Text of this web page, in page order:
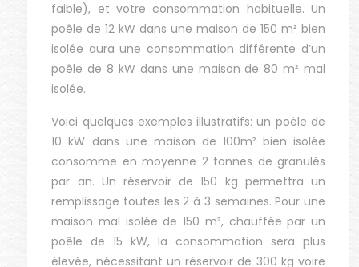
faible), et votre consommation habituelle. Un
poêle de 12 kW dans une maison de 150 m² bien
isolée aura une consommation différente d’un
poêle de 8 kW dans une maison de 80 m² mal
isolée.
Voici quelques exemples illustratifs: un poêle de
10 kW dans une maison de 100m² bien isolée
consomme en moyenne 2 tonnes de granulés
par an. Un réservoir de 150 kg permettra un
remplissage toutes les 2 à 3 semaines. Pour une
maison mal isolée de 150 m², chauffée par un
poêle de 15 kW, la consommation sera plus
élevée, nécessitant un réservoir de 300 kg voire